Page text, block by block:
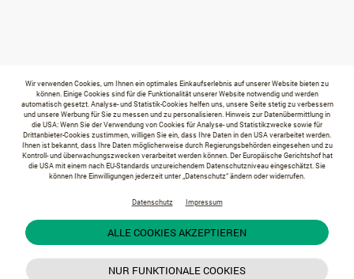
Wir verwenden Cookies, um Ihnen ein optimales Einkaufserlebnis auf unserer Website bieten zu
können. Einige Cookies sind für die Funktionalität unserer Website notwendig und werden
automatisch gesetzt. Analyse- und Statistik-Cookies helfen uns, unsere Seite stetig zu verbessern
und unsere Werbung für Sie zu messen und zu personalisieren. Hinweis zur Datenübermittlung in
die USA: Wenn Sie der Verwendung von Cookies für Analyse- und Statistikzwecke sowie für
Drittanbieter-Cookies zustimmen, willigen Sie ein, dass Ihre Daten in den USA verarbeitet werden.
Ihnen ist bekannt, dass Ihre Daten möglicherweise durch Regierungsbehörden eingesehen und zu
Kontroll- und überwachungszwecken verarbeitet werden können. Der Europäische Gerichtshof hat
die USA mit einem nach EU-Standards unzureichendem Datenschutzniveau eingeschätzt. Sie
können Ihre Einwilligungen jederzeit unter „Datenschutz“ ändern oder widerrufen.
Datenschutz Impressum
ALLE COOKIES AKZEPTIEREN
NUR FUNKTIONALE COOKIES